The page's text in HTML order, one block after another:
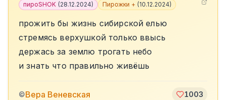
пироSHOK (28.12.2024) Пирожки + (10.12.2024)
прожить бы жизнь сибирской елью
стремясь верхушкой только ввысь
держась за землю трогать небо
и знать что правильно живёшь
©Вера Веневская 1003